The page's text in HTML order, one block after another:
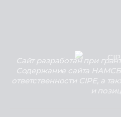
Сайт разработан при
Содержание сайта НАМСБ
ответственности CIPE, а
и